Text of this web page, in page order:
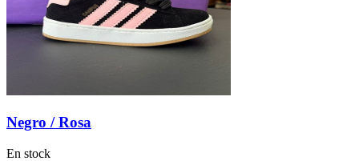
Negro / Rosa
En stock